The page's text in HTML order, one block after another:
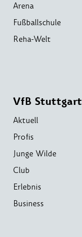
Arena
Fußballschule
Reha-Welt
VfB Stuttgart
Aktuell
Profis
Junge Wilde
Club
Erlebnis
Business